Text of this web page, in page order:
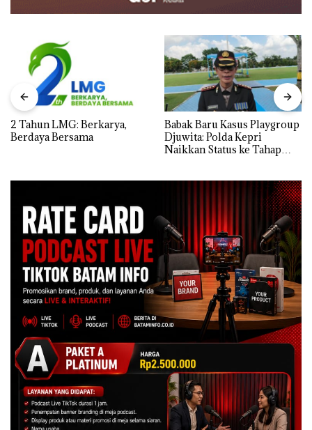
2 Tahun LMG: Berkarya,
Berdaya Bersama
Babak Baru Kasus Playgroup
Djuwita: Polda Kepri
Naikkan Status ke Tahap